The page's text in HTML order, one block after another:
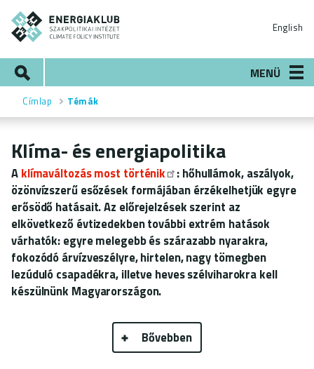
Ugrás
tartalomra
English
MENÜ
Morzsa
Címlap Témák
Klíma- és energiapolitika
Aklímaváltozás most történik
: hőhullámok, aszályok,
özönvízszerű esőzések formájában érzékelhetjük egyre
erősödő hatásait. Az előrejelzések szerint az
elkövetkező évtizedekben további extrém hatások
várhatók: egyre melegebb és szárazabb nyarakra,
fokozódó árvízveszélyre, hirtelen, nagy tömegben
lezúduló csapadékra, illetve heves szélviharokra kell
készülnünk Magyarországon.
Bővebben